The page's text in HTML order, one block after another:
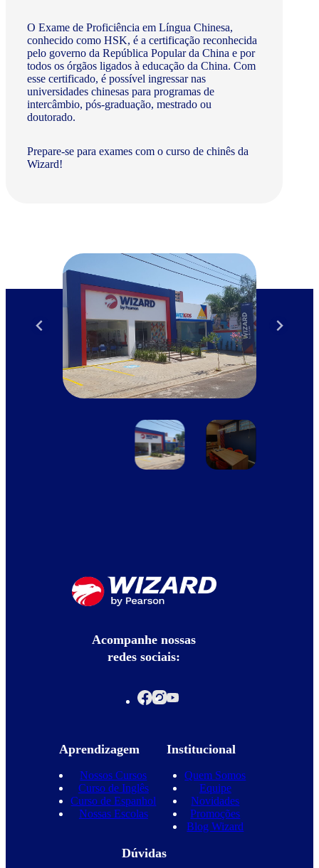
O Exame de Proficiência em Língua Chinesa,
conhecido como HSK, é a certificação reconhecida
pelo governo da República Popular da China e por
todos os órgãos ligados à educação da China. Com
esse certificado, é possível ingressar nas
universidades chinesas para programas de
intercâmbio, pós-graduação, mestrado ou
doutorado.
Prepare-se para exames com o curso de chinês da
Wizard!
Acompanhe nossas
redes sociais:
Aprendizagem
Nossos Cursos
Curso de Inglês
Curso de Espanhol
Nossas Escolas
Institucional
Quem Somos
Equipe
Novidades
Promoções
Blog Wizard
Dúvidas